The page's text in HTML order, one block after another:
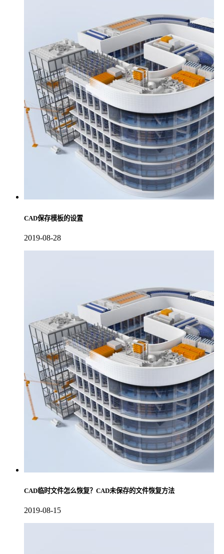
CAD保存模板的设置
2019-08-28
CAD临时文件怎么恢复？CAD未保存的文件恢复方法
2019-08-15